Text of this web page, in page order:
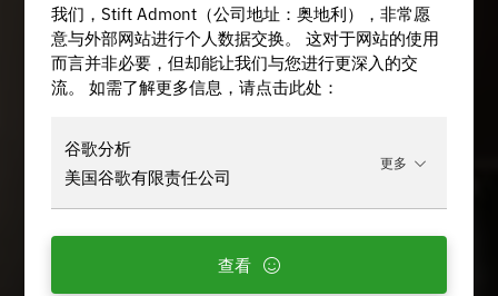
我们，Stift Admont（公司地址：奥地利），非常愿
意与外部网站进行个人数据交换。 这对于网站的使用
而言并非必要，但却能让我们与您进行更深入的交
流。 如需了解更多信息，请点击此处：
谷歌分析
美国谷歌有限责任公司
更多
查看